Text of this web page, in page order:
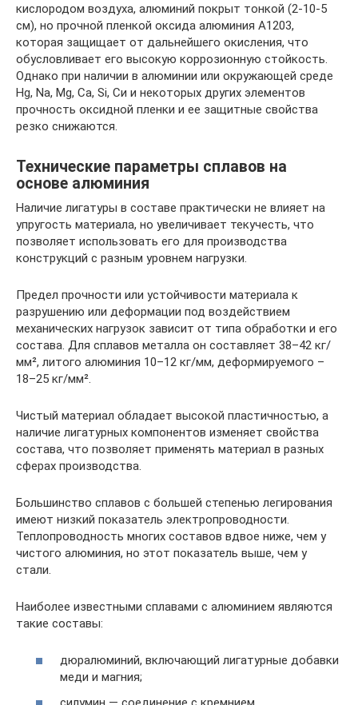
кислородом воздуха, алюминий покрыт тонкой (2-10-5
см), но прочной пленкой оксида алюминия А1203,
которая защищает от дальнейшего окисления, что
обусловливает его высокую коррозионную стойкость.
Однако при наличии в алюминии или окружающей среде
Hg, Na, Mg, Ca, Si, Си и некоторых других элементов
прочность оксидной пленки и ее защитные свойства
резко снижаются.
Технические параметры сплавов на
основе алюминия
Наличие лигатуры в составе практически не влияет на
упругость материала, но увеличивает текучесть, что
позволяет использовать его для производства
конструкций с разным уровнем нагрузки.
Предел прочности или устойчивости материала к
разрушению или деформации под воздействием
механических нагрузок зависит от типа обработки и его
состава. Для сплавов металла он составляет 38–42 кг/
мм², литого алюминия 10–12 кг/мм, деформируемого –
18–25 кг/мм².
Чистый материал обладает высокой пластичностью, а
наличие лигатурных компонентов изменяет свойства
состава, что позволяет применять материал в разных
сферах производства.
Большинство сплавов с большей степенью легирования
имеют низкий показатель электропроводности.
Теплопроводность многих составов вдвое ниже, чем у
чистого алюминия, но этот показатель выше, чем у
стали.
Наиболее известными сплавами с алюминием являются
такие составы:
дюралюминий, включающий лигатурные добавки
меди и магния;